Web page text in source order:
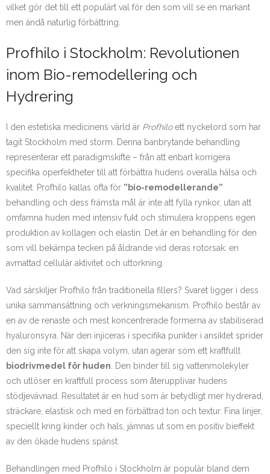
vilket gör det till ett populärt val för den som vill se en markant
men ändå naturlig förbättring.
Profhilo i Stockholm: Revolutionen
inom Bio-remodellering och
Hydrering
I den estetiska medicinens värld är Profhiloett nyckelord som har
tagit Stockholm med storm. Denna banbrytande behandling
representerar ett paradigmskifte – från att enbart korrigera
specifika operfektheter till att förbättra hudens overalla hälsa och
kvalitet. Profhilo kallas ofta för ”bio-remodellerande”
behandling och dess främsta mål är inte att fylla rynkor, utan att
omfamna huden med intensiv fukt och stimulera kroppens egen
produktion av kollagen och elastin. Det är en behandling för den
som vill bekämpa tecken på åldrande vid deras rotorsak: en
avmattad cellulär aktivitet och uttorkning.
Vad särskiljer Profhilo från traditionella fillers? Svaret ligger i dess
unika sammansättning och verkningsmekanism. Profhilo består av
en av de renaste och mest koncentrerade formerna av stabiliserad
hyaluronsyra. När den injiceras i specifika punkter i ansiktet sprider
den sig inte för att skapa volym, utan agerar som ett kraftfullt
biodrivmedel för huden . Den binder till sig vattenmolekyler
och utlöser en kraftfull process som återupplivar hudens
stödjevävnad. Resultatet är en hud som är betydligt mer hydrerad,
sträckare, elastisk och med en förbättrad ton och textur. Fina linjer,
speciellt kring kinder och hals, jämnas ut som en positiv bieffekt
av den ökade hudens spänst.
Behandlingen med Profhilo i Stockholm är populär bland dem